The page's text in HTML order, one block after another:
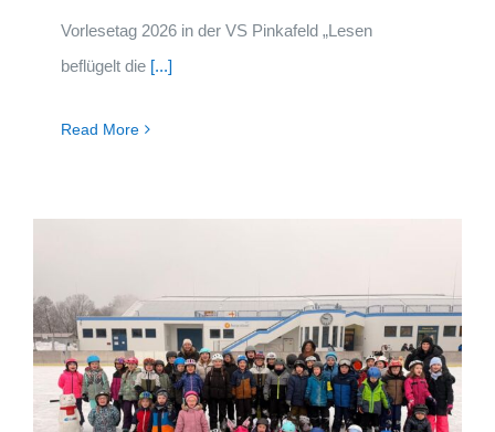
Vorlesetag 2026 in der VS Pinkafeld „Lesen
beflügelt die [...]
Read More